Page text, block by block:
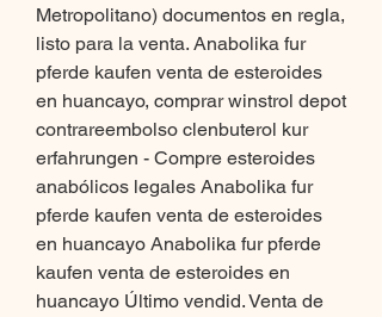
Metropolitano) documentos en regla,
listo para la venta. Anabolika fur
pferde kaufen venta de esteroides
en huancayo, comprar winstrol depot
contrareembolso clenbuterol kur
erfahrungen - Compre esteroides
anabólicos legales Anabolika fur
pferde kaufen venta de esteroides
en huancayo Anabolika fur pferde
kaufen venta de esteroides en
huancayo Último vendid. Venta de